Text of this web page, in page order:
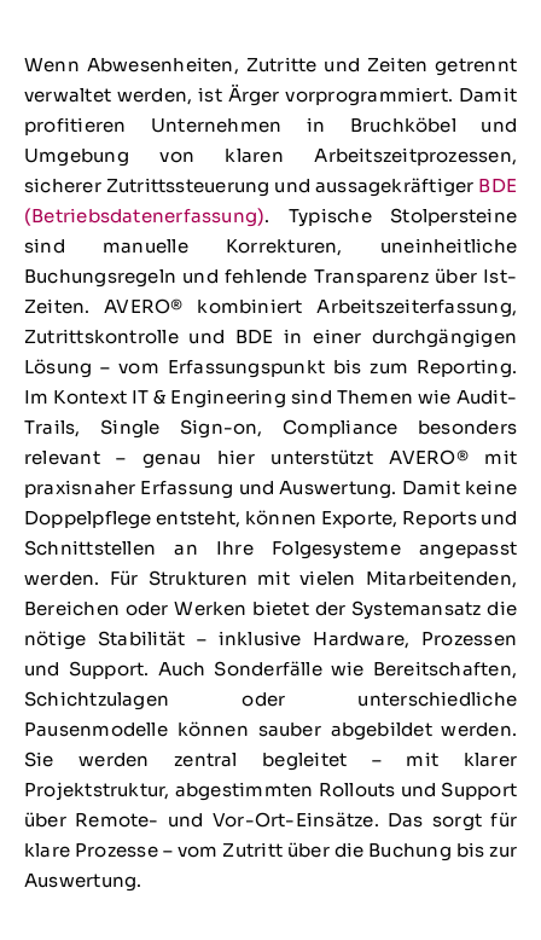
Wenn Abwesenheiten, Zutritte und Zeiten getrennt
verwaltet werden, ist Ärger vorprogrammiert. Damit
profitieren Unternehmen in Bruchköbel und
Umgebung von klaren Arbeitszeitprozessen,
sicherer Zutrittssteuerung und aussagekräftiger BDE
(Betriebsdatenerfassung). Typische Stolpersteine
sind manuelle Korrekturen, uneinheitliche
Buchungsregeln und fehlende Transparenz über Ist-
Zeiten. AVERO® kombiniert Arbeitszeiterfassung,
Zutrittskontrolle und BDE in einer durchgängigen
Lösung – vom Erfassungspunkt bis zum Reporting.
Im Kontext IT & Engineering sind Themen wie Audit-
Trails, Single Sign-on, Compliance besonders
relevant – genau hier unterstützt AVERO® mit
praxisnaher Erfassung und Auswertung. Damit keine
Doppelpflege entsteht, können Exporte, Reports und
Schnittstellen an Ihre Folgesysteme angepasst
werden. Für Strukturen mit vielen Mitarbeitenden,
Bereichen oder Werken bietet der Systemansatz die
nötige Stabilität – inklusive Hardware, Prozessen
und Support. Auch Sonderfälle wie Bereitschaften,
Schichtzulagen oder unterschiedliche
Pausenmodelle können sauber abgebildet werden.
Sie werden zentral begleitet – mit klarer
Projektstruktur, abgestimmten Rollouts und Support
über Remote- und Vor-Ort-Einsätze. Das sorgt für
klare Prozesse – vom Zutritt über die Buchung bis zur
Auswertung.